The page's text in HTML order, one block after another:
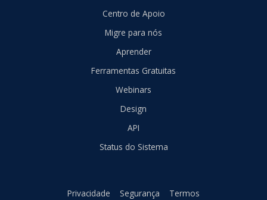
Centro de Apoio
Migre para nós
Aprender
Ferramentas Gratuitas
Webinars
Design
API
Status do Sistema
Privacidade Segurança Termos